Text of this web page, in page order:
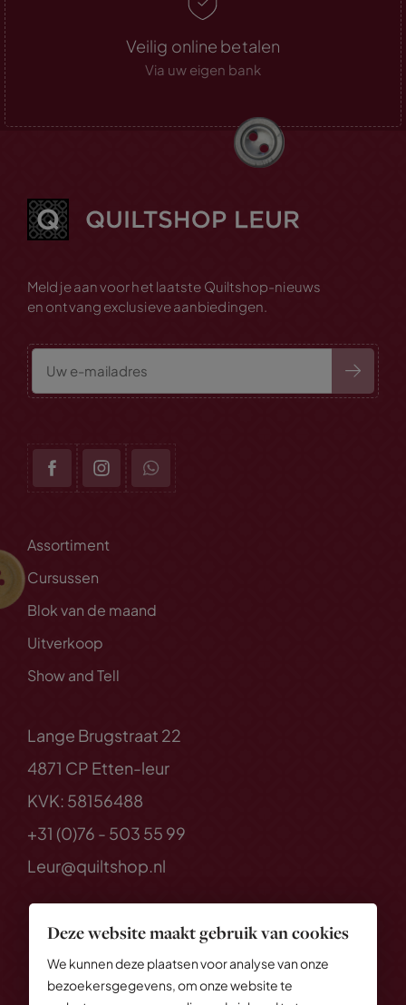
Deze website maakt gebruik van cookies
We kunnen deze plaatsen voor analyse van onze
bezoekersgegevens, om onze website te
Veilig online betalen
Via uw eigen bank
Meld je aan voor het laatste Quiltshop-nieuws
en ontvang exclusieve aanbiedingen.
Assortiment
Cursussen
Blok van de maand
Uitverkoop
Show and Tell
Lange Brugstraat 22
4871 CP Etten-leur
KVK: 58156488
+31 (0)76 - 503 55 99
Leur@quiltshop.nl